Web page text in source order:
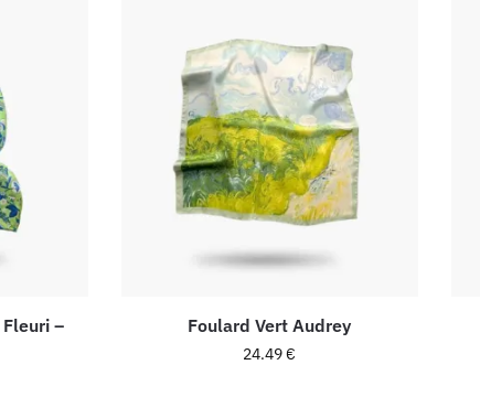
Fleuri –
Foulard Vert Audrey
24.49€